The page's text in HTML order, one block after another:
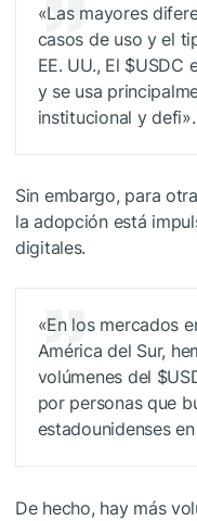
«Las mayores
casos de uso y el
EE. UU., El $USDC
y se usa
institucional y defi».
Sin embargo, para
la adopción está
digitales.
«En los mercados
América del Sur,
volúmenes del
por personas que
estadounidenses
De hecho, hay más